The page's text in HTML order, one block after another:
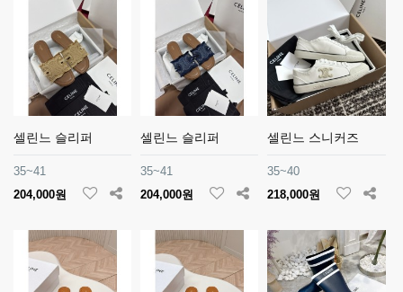
셀린느 슬리퍼
35~41
204,000원
셀린느 슬리퍼
35~41
204,000원
셀린느 스니커즈
35~40
218,000원